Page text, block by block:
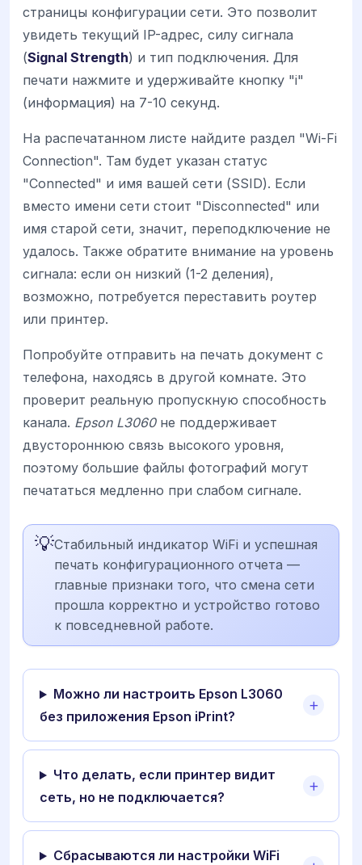
страницы конфигурации сети. Это позволит
увидеть текущий IP-адрес, силу сигнала
(Signal Strength) и тип подключения. Для
печати нажмите и удерживайте кнопку "i"
(информация) на 7-10 секунд.
На распечатанном листе найдите раздел "Wi-Fi
Connection". Там будет указан статус
"Connected" и имя вашей сети (SSID). Если
вместо имени сети стоит "Disconnected" или
имя старой сети, значит, переподключение не
удалось. Также обратите внимание на уровень
сигнала: если он низкий (1-2 деления),
возможно, потребуется переставить роутер
или принтер.
Попробуйте отправить на печать документ с
телефона, находясь в другой комнате. Это
проверит реальную пропускную способность
канала. Epson L3060не поддерживает
двустороннюю связь высокого уровня,
поэтому большие файлы фотографий могут
печататься медленно при слабом сигнале.
💡Стабильный индикатор WiFi и успешная
печать конфигурационного отчета —
главные признаки того, что смена сети
прошла корректно и устройство готово
к повседневной работе.
Можно ли настроить Epson L3060
без приложения Epson iPrint?
Что делать, если принтер видит
сеть, но не подключается?
Сбрасываются ли настройки WiFi